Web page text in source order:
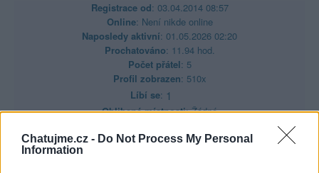
Chatujme.cz - Do Not Process My Personal
Information
Registrace od: 03.04.2014 08:57
Online: Není nikde online
Naposledy aktivní: 01.05.2026 02:20
Prochatováno: 11.94 hod.
Počet přátel: 5
Profil zobrazen: 510x
Líbí se: 1
Oblibené místnosti: Žádné